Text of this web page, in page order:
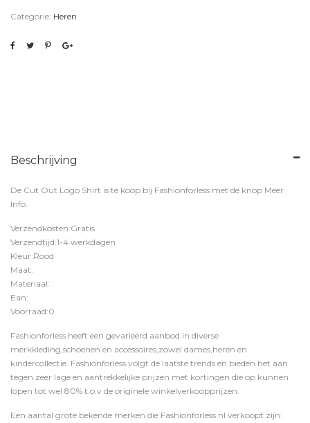
Categorie: Heren
Beschrijving
De Cut Out Logo Shirt is te koop bij Fashionforless met de knop Meer
Info.
Verzendkosten:Gratis
Verzendtijd:1-4 werkdagen
Kleur:Rood
Maat:
Materiaal:
Ean:
Voorraad:0
Fashionforless heeft een gevarieerd aanbod in diverse
merkkleding,schoenen en accessoires,zowel dames,heren en
kindercollectie. Fashionforless volgt de laatste trends en bieden het aan
tegen zeer lage en aantrekkelijke prijzen met kortingen die op kunnen
lopen tot wel 80% t.o.v de originele winkelverkoopprijzen.
Een aantal grote bekende merken die Fashionforless.nl verkoopt zijn: